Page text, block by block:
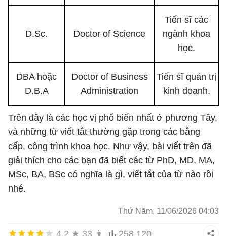
D.Sc. Doctor of Science
Tiến sĩ các
ngành khoa
học.
DBA hoặc
D.B.A
Doctor of Business
Administration
Tiến sĩ quản trị
kinh doanh.
Trên đây là các học vị phổ biến nhất ở phương Tây,
và những từ viết tắt thường gặp trong các bằng
cấp, công trình khoa học. Như vậy, bài viết trên đã
giải thích cho các bạn đã biết các từ PhD, MD, MA,
MSc, BA, BSc có nghĩa là gì, viết tắt của từ nào rồi
nhé.
Thứ Năm, 11/06/2026 04:03